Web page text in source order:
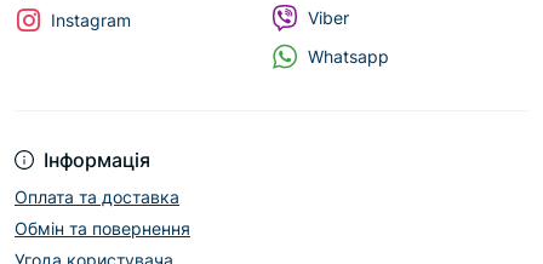
Інформація
Оплата та доставка
Обмін та повернення
Instagram
Viber
Whatsapp